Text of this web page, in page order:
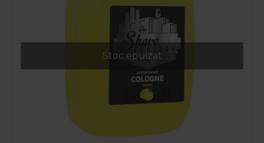
Stoc epuizat